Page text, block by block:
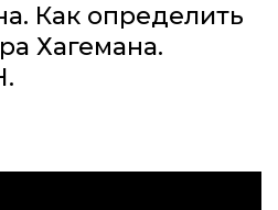
Как определить
Хагемана.